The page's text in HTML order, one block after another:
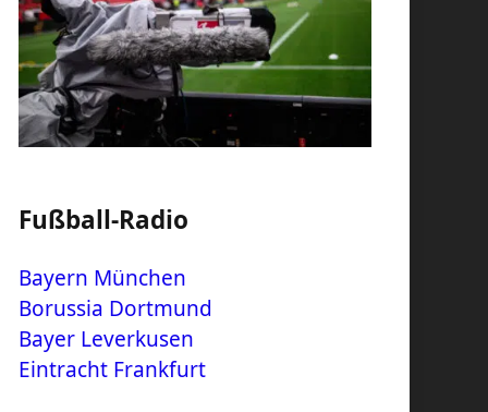
Fußball-Radio
Bayern München
Borussia Dortmund
Bayer Leverkusen
Eintracht Frankfurt